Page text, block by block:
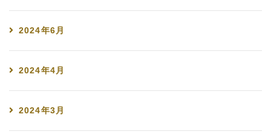
2024年6月
2024年4月
2024年3月